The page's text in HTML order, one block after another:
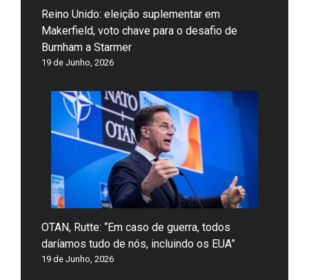
Reino Unido: eleição suplementar em
Makerfield, voto chave para o desafio de
Burnham a Starmer
19 de Junho, 2026
OTAN, Rutte: “Em caso de guerra, todos
daríamos tudo de nós, incluindo os EUA”
19 de Junho, 2026